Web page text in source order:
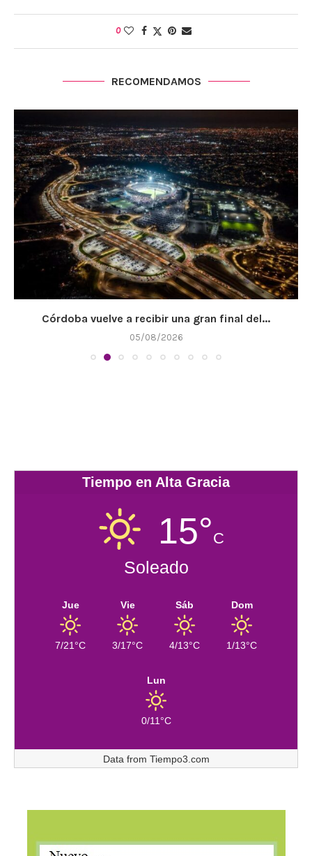
0
RECOMENDAMOS
Córdoba vuelve a recibir una gran final del...
05/08/2026
Tiempo en Alta Gracia
15°C
Soleado
Jue
7/21°C
Vie
3/17°C
Sáb
4/13°C
Dom
1/13°C
Lun
0/11°C
Data from Tiempo3.com